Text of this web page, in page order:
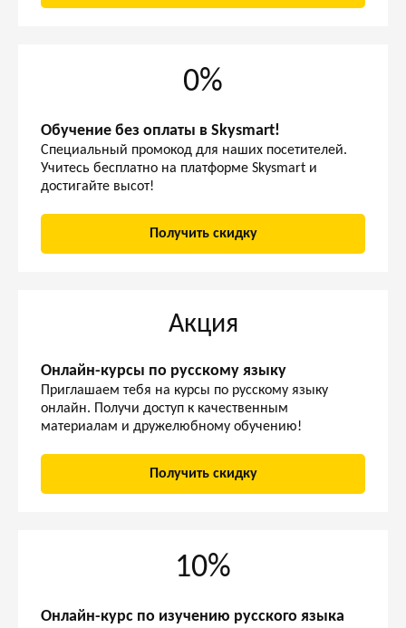
0%
Обучение без оплаты в Skysmart!
Специальный промокод для наших посетителей.
Учитесь бесплатно на платформе Skysmart и
достигайте высот!
Получить скидку
Акция
Онлайн-курсы по русскому языку
Приглашаем тебя на курсы по русскому языку
онлайн. Получи доступ к качественным
материалам и дружелюбному обучению!
Получить скидку
10%
Онлайн-курс по изучению русского языка